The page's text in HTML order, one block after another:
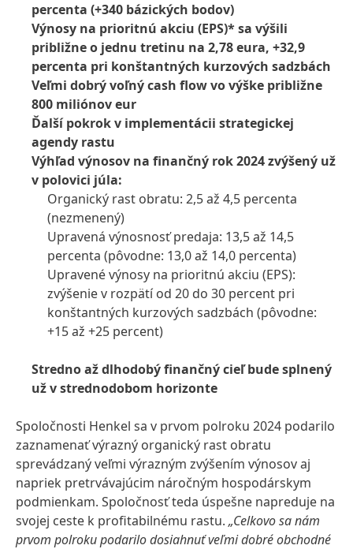
percenta (+340 bázických bodov)
Výnosy na prioritnú akciu (EPS)* sa výšili
približne o jednu tretinu na 2,78 eura, +32,9
percenta pri konštantných kurzových sadzbách
Veľmi dobrý voľný cash flow vo výške približne
800 miliónov eur
Ďalší pokrok v implementácii strategickej
agendy rastu
Výhľad výnosov na finančný rok 2024 zvýšený už
v polovici júla:
Organický rast obratu: 2,5 až 4,5 percenta
(nezmenený)
Upravená výnosnosť predaja: 13,5 až 14,5
percenta (pôvodne: 13,0 až 14,0 percenta)
Upravené výnosy na prioritnú akciu (EPS):
zvýšenie v rozpätí od 20 do 30 percent pri
konštantných kurzových sadzbách (pôvodne:
+15 až +25 percent)
Stredno až dlhodobý finančný cieľ bude splnený
už v strednodobom horizonte
Spoločnosti Henkel sa v prvom polroku 2024 podarilo
zaznamenať výrazný organický rast obratu
sprevádzaný veľmi výrazným zvýšením výnosov aj
napriek pretrvávajúcim náročným hospodárskym
podmienkam. Spoločnosť teda úspešne napreduje na
svojej ceste k profitabilnému rastu. „Celkovo sa nám
prvom polroku podarilo dosiahnuť veľmi dobré obchodné